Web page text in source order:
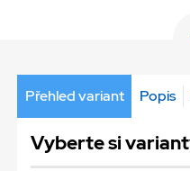
Přehled variant Popis
Vyberte si